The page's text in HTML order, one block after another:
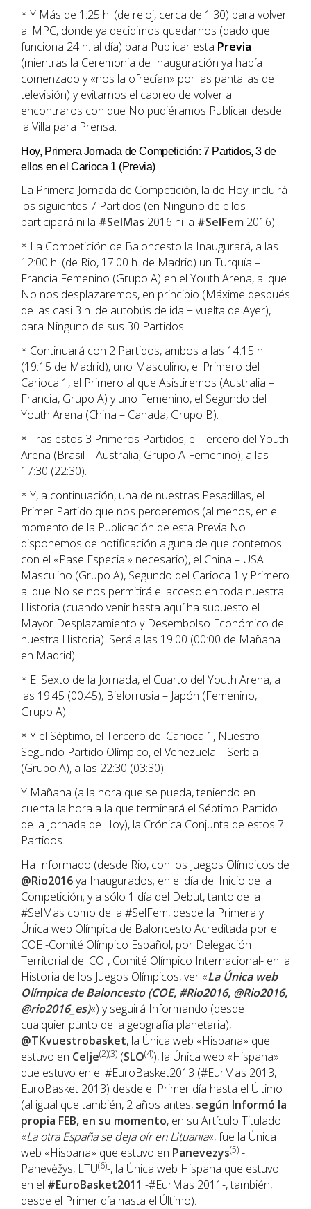
* Y Más de 1:25 h. (de reloj, cerca de 1:30) para volver
al MPC, donde ya decidimos quedarnos (dado que
funciona 24 h. al día) para Publicar esta Previa
(mientras la Ceremonia de Inauguración ya había
comenzado y «nos la ofrecían» por las pantallas de
televisión) y evitarnos el cabreo de volver a
encontraros con que No pudiéramos Publicar desde
la Villa para Prensa.
Hoy, Primera Jornada de Competición: 7 Partidos, 3 de
ellos en el Carioca 1 (Previa)
La Primera Jornada de Competición, la de Hoy, incluirá
los siguientes 7 Partidos (en Ninguno de ellos
participará ni la #SelMas 2016 ni la #SelFem 2016):
* La Competición de Baloncesto la Inaugurará, a las
12:00 h. (de Rio, 17:00 h. de Madrid) un Turquía –
Francia Femenino (Grupo A) en el Youth Arena, al que
No nos desplazaremos, en principio (Máxime después
de las casi 3 h. de autobús de ida + vuelta de Ayer),
para Ninguno de sus 30 Partidos.
* Continuará con 2 Partidos, ambos a las 14:15 h.
(19:15 de Madrid), uno Masculino, el Primero del
Carioca 1, el Primero al que Asistiremos (Australia –
Francia, Grupo A) y uno Femenino, el Segundo del
Youth Arena (China – Canada, Grupo B).
* Tras estos 3 Primeros Partidos, el Tercero del Youth
Arena (Brasil – Australia, Grupo A Femenino), a las
17:30 (22:30).
* Y, a continuación, una de nuestras Pesadillas, el
Primer Partido que nos perderemos (al menos, en el
momento de la Publicación de esta Previa No
disponemos de notificación alguna de que contemos
con el «Pase Especial» necesario), el China – USA
Masculino (Grupo A), Segundo del Carioca 1 y Primero
al que No se nos permitirá el acceso en toda nuestra
Historia (cuando venir hasta aquí ha supuesto el
Mayor Desplazamiento y Desembolso Económico de
nuestra Historia). Será a las 19:00 (00:00 de Mañana
en Madrid).
* El Sexto de la Jornada, el Cuarto del Youth Arena, a
las 19:45 (00:45), Bielorrusia – Japón (Femenino,
Grupo A).
* Y el Séptimo, el Tercero del Carioca 1, Nuestro
Segundo Partido Olímpico, el Venezuela – Serbia
(Grupo A), a las 22:30 (03:30).
Y Mañana (a la hora que se pueda, teniendo en
cuenta la hora a la que terminará el Séptimo Partido
de la Jornada de Hoy), la Crónica Conjunta de estos 7
Partidos.
Ha Informado (desde Rio, con los Juegos Olímpicos de
@Rio2016ya Inaugurados; en el día del Inicio de la
Competición; y a sólo 1 día del Debut, tanto de la
#SelMas como de la #SelFem, desde la Primera y
Única web Olímpica de Baloncesto Acreditada por el
COE -Comité Olímpico Español, por Delegación
Territorial del COI, Comité Olímpico Internacional- en la
Historia de los Juegos Olímpicos, ver «La Única web
Olímpica de Baloncesto (COE, #Rio2016, @Rio2016,
@rio2016_es)«) y seguirá Informando (desde
cualquier punto de la geografía planetaria),
@TKvuestrobasket, la Única web «Hispana» que
estuvo en Celje(2)(3) (SLO(4)), la Única web «Hispana»
que estuvo en el #EuroBasket2013 (#EurMas 2013,
EuroBasket 2013) desde el Primer día hasta el Último
(al igual que también, 2 años antes, según Informó la
propia FEB, en su momento, en su Artículo Titulado
«La otra España se deja oír en Lituania«, fue la Única
web «Hispana» que estuvo en Panevezys(5) -
Panevėžys, LTU(6)-, la Única web Hispana que estuvo
en el #EuroBasket2011 -#EurMas 2011-, también,
desde el Primer día hasta el Último).